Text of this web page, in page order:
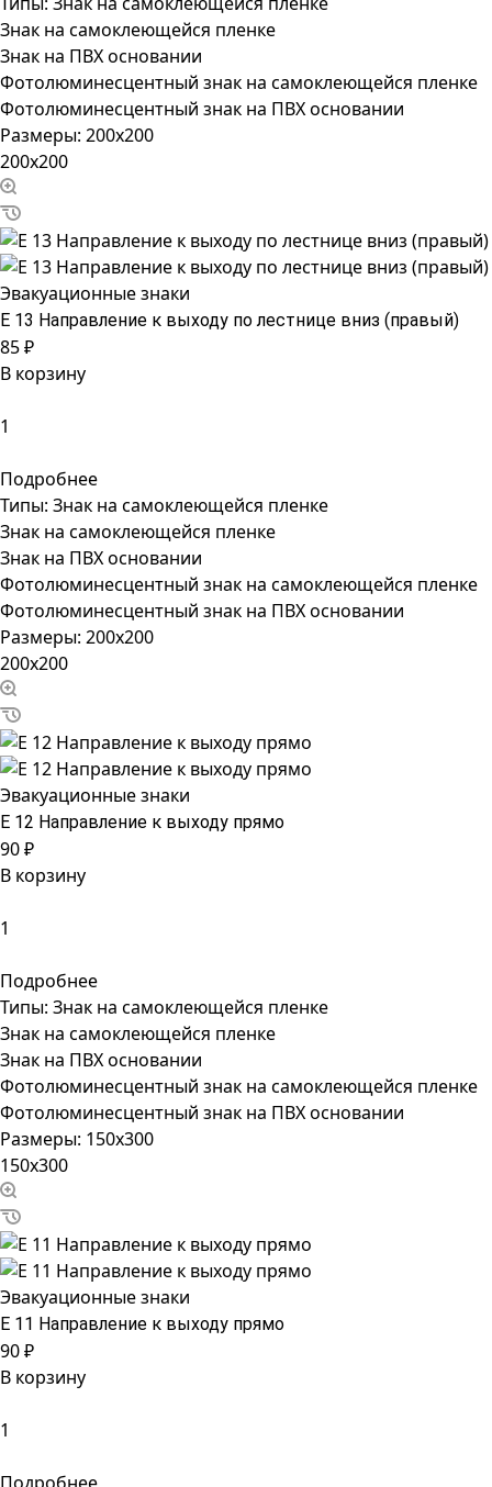
Знак на самоклеющейся пленке
Знак на ПВХ основании
Фотолюминесцентный знак на самоклеющейся пленке
Фотолюминесцентный знак на ПВХ основании
Размеры: 200x200
200x200
Эвакуационные знаки
Е 13 Направление к выходу по лестнице вниз (правый)
85 ₽
В корзину
Подробнее
Типы: Знак на самоклеющейся пленке
Знак на самоклеющейся пленке
Знак на ПВХ основании
Фотолюминесцентный знак на самоклеющейся пленке
Фотолюминесцентный знак на ПВХ основании
Размеры: 200x200
200x200
Эвакуационные знаки
Е 12 Направление к выходу прямо
90 ₽
В корзину
Подробнее
Типы: Знак на самоклеющейся пленке
Знак на самоклеющейся пленке
Знак на ПВХ основании
Фотолюминесцентный знак на самоклеющейся пленке
Фотолюминесцентный знак на ПВХ основании
Размеры: 150x300
150x300
Эвакуационные знаки
Е 11 Направление к выходу прямо
90 ₽
В корзину